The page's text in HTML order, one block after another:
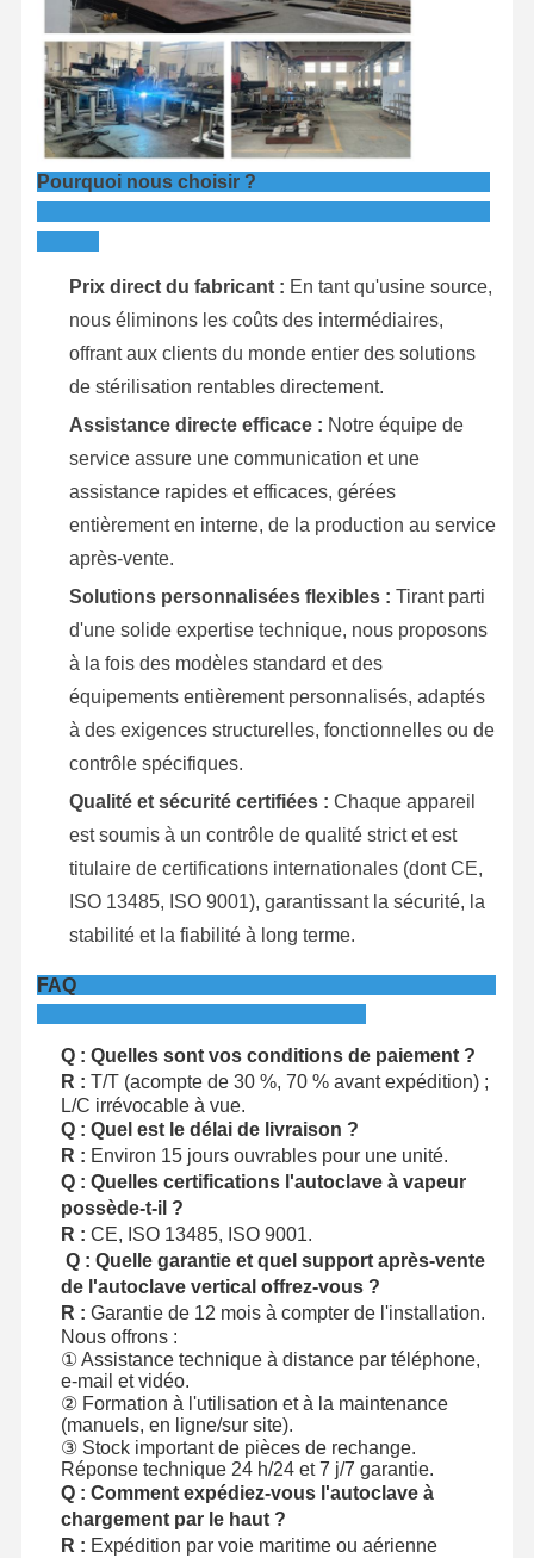
Pourquoi nous choisir ?
Prix direct du fabricant : En tant qu'usine source,
nous éliminons les coûts des intermédiaires,
offrant aux clients du monde entier des solutions
de stérilisation rentables directement.
Assistance directe efficace : Notre équipe de
service assure une communication et une
assistance rapides et efficaces, gérées
entièrement en interne, de la production au service
après-vente.
Solutions personnalisées flexibles : Tirant parti
d'une solide expertise technique, nous proposons
à la fois des modèles standard et des
équipements entièrement personnalisés, adaptés
à des exigences structurelles, fonctionnelles ou de
contrôle spécifiques.
Qualité et sécurité certifiées : Chaque appareil
est soumis à un contrôle de qualité strict et est
titulaire de certifications internationales (dont CE,
ISO 13485, ISO 9001), garantissant la sécurité, la
stabilité et la fiabilité à long terme.
FAQ
Q : Quelles sont vos conditions de paiement ?
R : T/T (acompte de 30 %, 70 % avant expédition) ;
L/C irrévocable à vue.
Q : Quel est le délai de livraison ?
R : Environ 15 jours ouvrables pour une unité.
Q : Quelles certifications l'autoclave à vapeur
possède-t-il ?
R : CE, ISO 13485, ISO 9001.
Q : Quelle garantie et quel support après-vente
de l'autoclave vertical offrez-vous ?
R : Garantie de 12 mois à compter de l'installation.
Nous offrons :
① Assistance technique à distance par téléphone,
e-mail et vidéo.
② Formation à l'utilisation et à la maintenance
(manuels, en ligne/sur site).
③ Stock important de pièces de rechange.
Réponse technique 24 h/24 et 7 j/7 garantie.
Q : Comment expédiez-vous l'autoclave à
chargement par le haut ?
R : Expédition par voie maritime ou aérienne